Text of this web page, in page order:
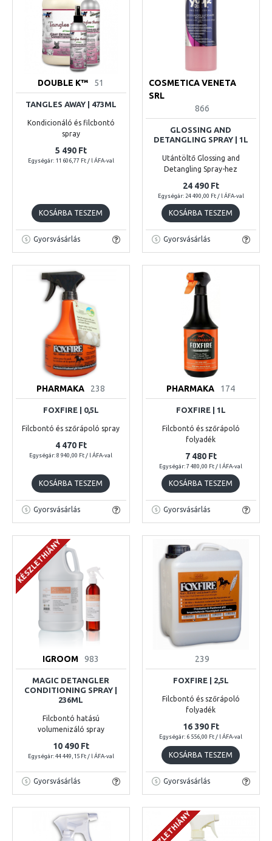
DOUBLE K™ 51
TANGLES AWAY | 473ML
Kondicionáló és filcbontó
spray
5 490 Ft
Egységár: 11 606,77 Ft / l ÁFA-val
KOSÁRBA TESZEM
Gyorsvásárlás
COSMETICA VENETA
SRL
866
GLOSSING AND
DETANGLING SPRAY | 1L
Utántöltő Glossing and
Detangling Spray-hez
24 490 Ft
Egységár: 24 490,00 Ft / l ÁFA-val
KOSÁRBA TESZEM
Gyorsvásárlás
PHARMAKA 238
FOXFIRE | 0,5L
Filcbontó és szőrápoló spray
4 470 Ft
Egységár: 8 940,00 Ft / l ÁFA-val
KOSÁRBA TESZEM
Gyorsvásárlás
PHARMAKA 174
FOXFIRE | 1L
Filcbontó és szőrápoló
folyadék
7 480 Ft
Egységár: 7 480,00 Ft / l ÁFA-val
KOSÁRBA TESZEM
Gyorsvásárlás
KÉSZLETHIÁNY
IGROOM 983
MAGIC DETANGLER
CONDITIONING SPRAY |
236ML
Filcbontó hatású
volumenizáló spray
10 490 Ft
Egységár: 44 449,15 Ft / l ÁFA-val
Gyorsvásárlás
239
FOXFIRE | 2,5L
Filcbontó és szőrápoló
folyadék
16 390 Ft
Egységár: 6 556,00 Ft / l ÁFA-val
KOSÁRBA TESZEM
Gyorsvásárlás